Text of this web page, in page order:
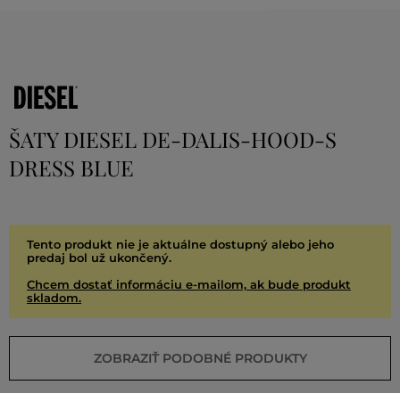
ŠATY DIESEL DE-DALIS-HOOD-S
DRESS BLUE
Tento produkt nie je aktuálne dostupný alebo jeho
predaj bol už ukončený.
Chcem dostať informáciu e-mailom, ak bude produkt
skladom.
ZOBRAZIŤ PODOBNÉ PRODUKTY